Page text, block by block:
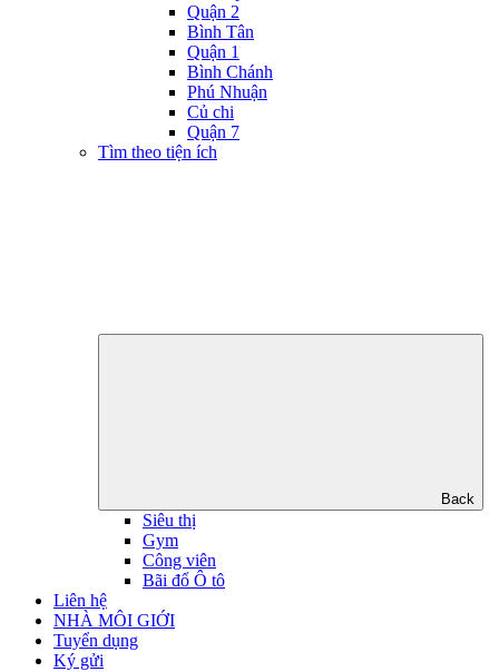
Quận 2
Bình Tân
Quận 1
Bình Chánh
Phú Nhuận
Củ chi
Quận 7
Tìm theo tiện ích
Back
Siêu thị
Gym
Công viên
Bãi đổ Ô tô
Liên hệ
NHÀ MÔI GIỚI
Tuyển dụng
Ký gửi